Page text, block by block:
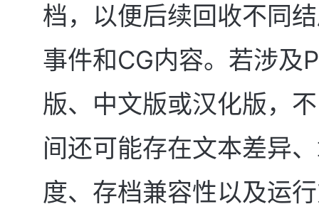
档，以便后续回收不同
事件和CG内容。若涉及
版、中文版或汉化版，
间还可能存在文本差异
度、存档兼容性以及运